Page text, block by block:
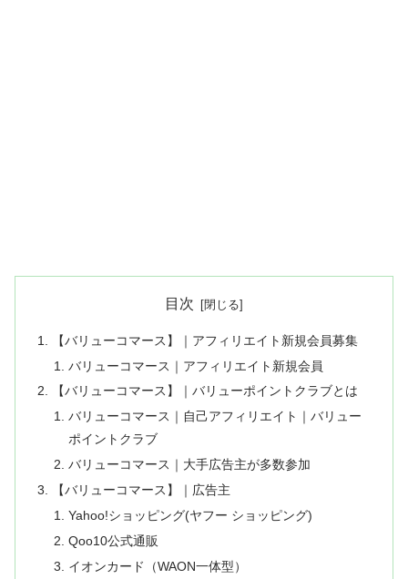
目次
【バリューコマース】｜アフィリエイト新規会員募集
バリューコマース｜アフィリエイト新規会員
【バリューコマース】｜バリューポイントクラブとは
バリューコマース｜自己アフィリエイト｜バリュー
ポイントクラブ
バリューコマース｜大手広告主が多数参加
【バリューコマース】｜広告主
Yahoo!ショッピング(ヤフー ショッピング)
Qoo10公式通販
イオンカード（WAON一体型）